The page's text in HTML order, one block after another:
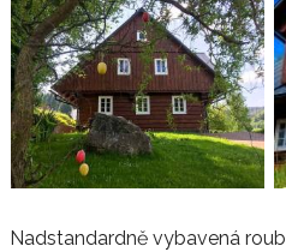
Nadstandardně vybavená